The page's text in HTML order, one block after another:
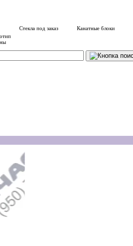
Стекла под заказ Канатные блоки